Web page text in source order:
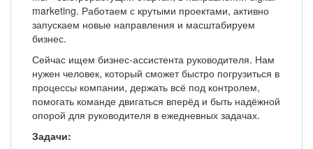
marketing. Работаем с крутыми проектами, активно
запускаем новые направления и масштабируем
бизнес.
Сейчас ищем бизнес-ассистента руководителя. Нам
нужен человек, который сможет быстро погрузиться в
процессы компании, держать всё под контролем,
помогать команде двигаться вперёд и быть надёжной
опорой для руководителя в ежедневных задачах.
Задачи: